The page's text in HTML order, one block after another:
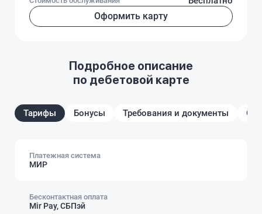
Оформить карту
Подробное описание
по дебетовой карте
Тарифы Бонусы Требования и документы
Платежная система
МИР
Бесконтактная оплата
Mir Pay, СБПэй